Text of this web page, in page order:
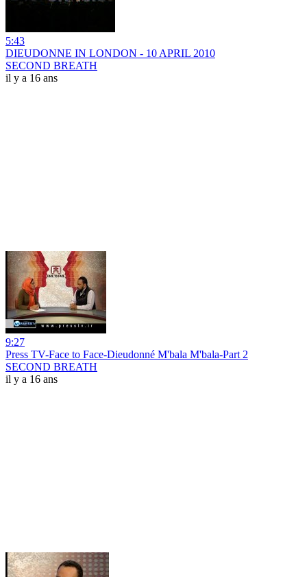
5:43
DIEUDONNE IN LONDON - 10 APRIL 2010
SECOND BREATH
il y a 16 ans
9:27
Press TV-Face to Face-Dieudonné M'bala M'bala-Part 2
SECOND BREATH
il y a 16 ans